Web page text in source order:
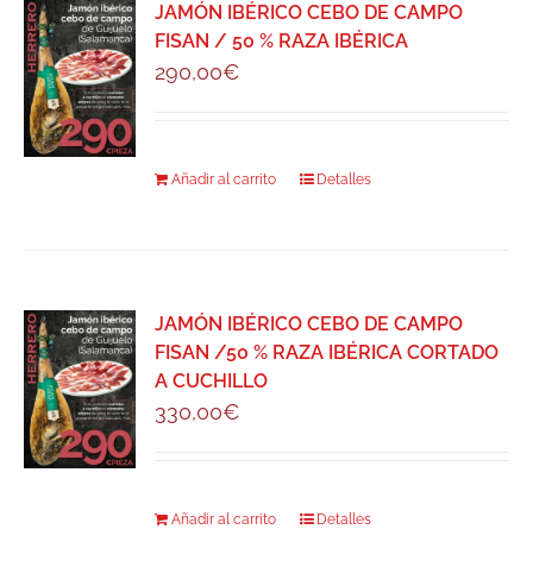
JAMÓN IBÉRICO CEBO DE CAMPO
FISAN / 50 % RAZA IBÉRICA
290,00€
Añadir al carrito Detalles
JAMÓN IBÉRICO CEBO DE CAMPO
FISAN /50 % RAZA IBÉRICA CORTADO
A CUCHILLO
330,00€
Añadir al carrito Detalles